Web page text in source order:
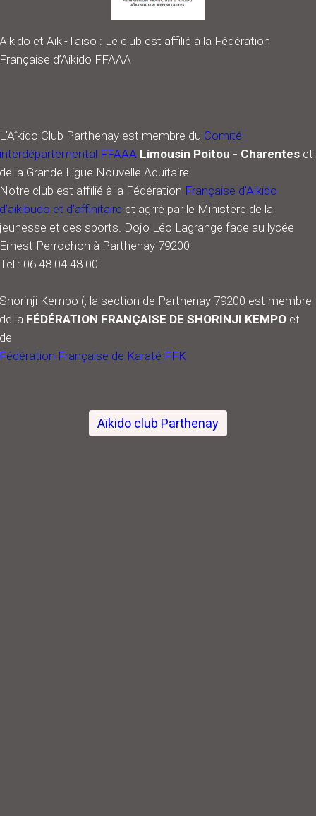
Aikido et Aiki-Taiso : Le club est affilié à la Fédération
Française d’Aikido FFAAA
L’Aîkido Club Parthenay est membre du Comité
interdépartemental FFAAA Limousin Poitou - Charentes et
de la Grande Ligue Nouvelle Aquitaire
Notre club est affilié à la Fédération Française d’Aikido
d’aikibudo et d’affinitaire et agrré par le Ministère de la
jeunesse et des sports. Dojo Léo Lagrange face au lycée
Ernest Perrochon à Parthenay 79200
Tel : 06 48 04 48 00
Shorinji Kempo (; la section de Parthenay 79200 est membre
de la FÉDÉRATION FRANÇAISE DE SHORINJI KEMPO et
de
Fédération Française de Karaté FFK
Aïkido club Parthenay